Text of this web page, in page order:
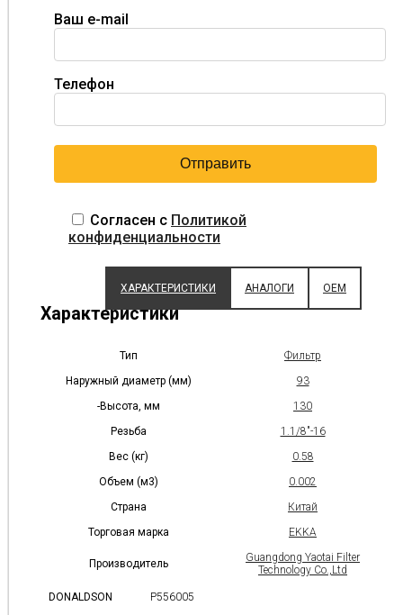
Ваш e-mail
Телефон
Согласен с Политикой
конфиденциальности
ХАРАКТЕРИСТИКИ АНАЛОГИ OEM
Характеристики
Тип
Фильтр
Наружный диаметр (мм)
93
-Высота, мм
130
Резьба
1.1/8"-16
Вес (кг)
0.58
Объем (м3)
0.002
Страна
Китай
Торговая марка
EKKA
Производитель
Guangdong Yaotai Filter
Technology Co.,Ltd
DONALDSON
P556005